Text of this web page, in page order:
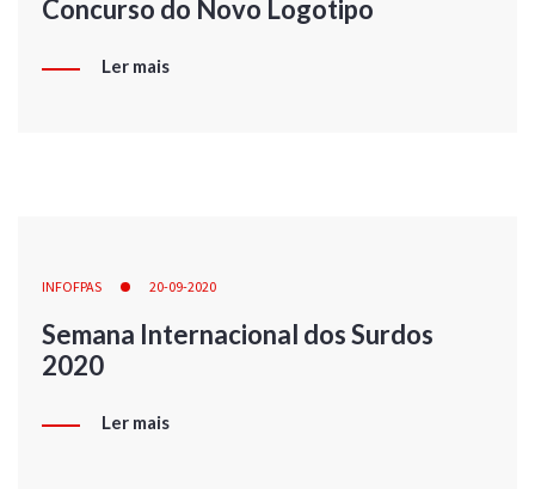
Concurso do Novo Logotipo
Ler mais
INFOFPAS 20-09-2020
Semana Internacional dos Surdos
2020
Ler mais